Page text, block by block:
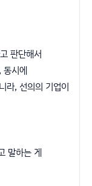
판단해서
동시에
라, 선의의 기업이
말하는 게